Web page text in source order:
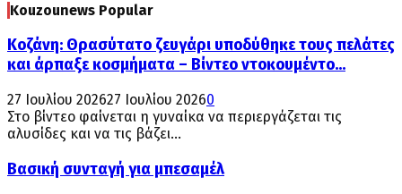
Kouzounews Popular
Κοζάνη: Θρασύτατο ζευγάρι υποδύθηκε τους πελάτες
και άρπαξε κοσμήματα – Βίντεο ντοκουμέντο...
27 Ιουλίου 202627 Ιουλίου 20260
Στο βίντεο φαίνεται η γυναίκα να περιεργάζεται τις
αλυσίδες και να τις βάζει...
Βασική συνταγή για μπεσαμέλ